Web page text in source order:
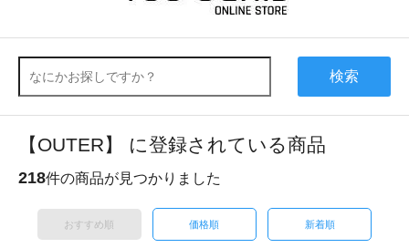
検索
【OUTER】 に登録されている商品
218件の商品が見つかりました
おすすめ順 価格順 新着順